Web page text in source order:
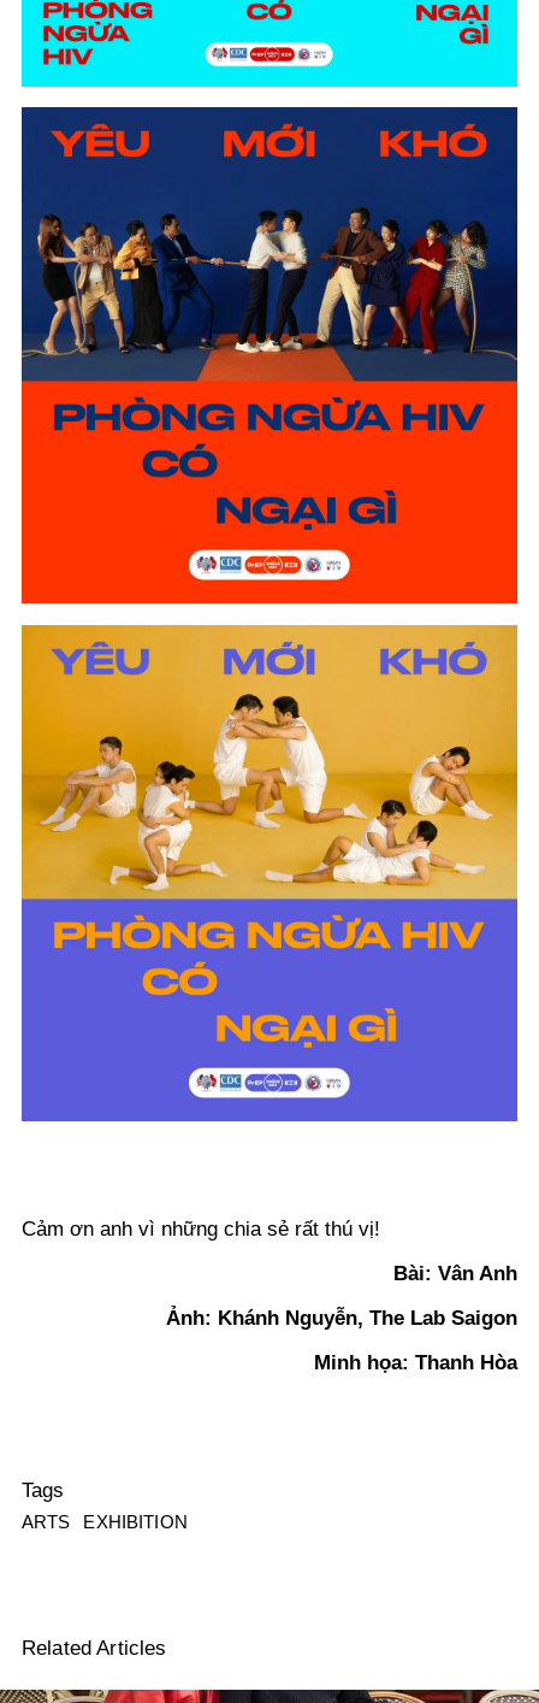
Cảm ơn anh vì những chia sẻ rất thú vị!
Bài: Vân Anh
Ảnh: Khánh Nguyễn, The Lab Saigon
Minh họa: Thanh Hòa
Tags
ARTS EXHIBITION
Related Articles